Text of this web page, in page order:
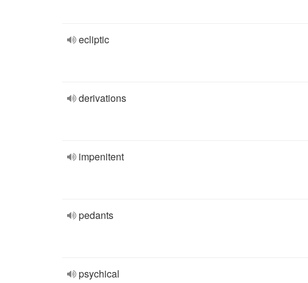
ecliptic
derivations
impenitent
pedants
psychical